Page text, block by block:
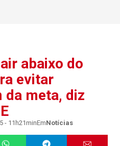
abaixo do
evitar
da meta, diz
- 11h21minEmNotícias